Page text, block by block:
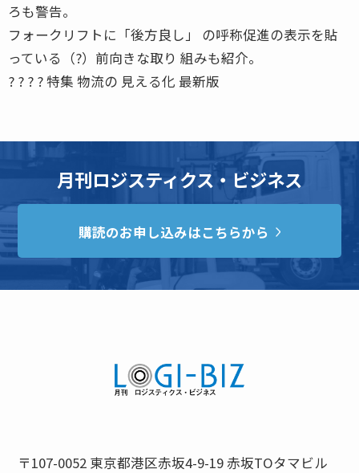
ろも警告。
フォークリフトに「後方良し」 の呼称促進の表示を貼
っている（?）前向きな取り 組みも紹介。
? ? ? ? 特集 物流の 見える化 最新版
月刊ロジスティクス・ビジネス
購読のお申し込みはこちらから
〒107-0052 東京都港区赤坂4-9-19 赤坂TOタマビル